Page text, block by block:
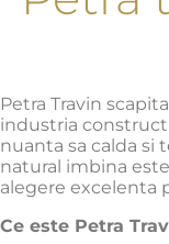
Petra Travin
industria
nuanta sa calda si
natural imbina
alegere excelenta
Ce este Petra